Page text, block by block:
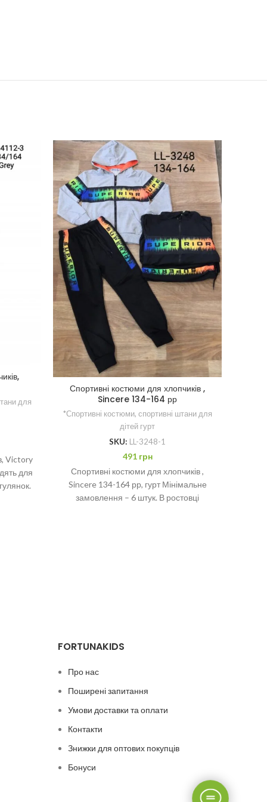
для
Victory
для
Спортивні костюми для хлопчиків ,
Sincere 134-164 рр
*Спортивні костюми, спортивні штани для
дітей гурт
SKU: LL-3248-1
491 грн
Спортивні костюми для хлопчиків ,
Sincere 134-164 рр, гурт Мінімальне
замовлення – 6 штук. В ростовці
FORTUNAKIDS
Про нас
Поширені запитання
Умови доставки та оплати
Контакти
Знижки для оптових покупців
Бонуси